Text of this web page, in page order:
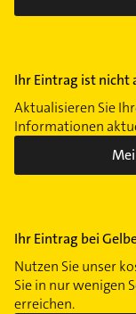
Ihr Eintrag ist nicht
Aktualisieren Sie
Informationen
Ihr Eintrag bei
Nutzen Sie unser
Sie in nur wenigen
erreichen.